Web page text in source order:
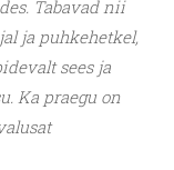
Tabavad nii
ja puhkehetkel,
sees ja
Ka praegu on